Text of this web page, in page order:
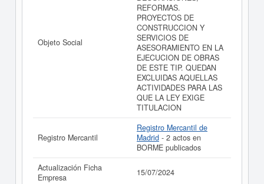
Objeto Social
REFORMAS.
PROYECTOS DE
CONSTRUCCION Y
SERVICIOS DE
ASESORAMIENTO EN LA
EJECUCION DE OBRAS
DE ESTE TIP. QUEDAN
EXCLUIDAS AQUELLAS
ACTIVIDADES PARA LAS
QUE LA LEY EXIGE
TITULACION
Registro Mercantil
Registro Mercantil de
Madrid - 2 actos en
BORME publicados
Actualización Ficha
Empresa
15/07/2024